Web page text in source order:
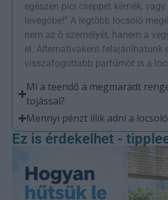
egészen pici cseppet kérnék,
levegőbe!” A legtöbb locsoló
nem az ő személyét, hanem a
el. Alternatívaként felajánlhatunk
visszafogottabb parfümöt is a
Mi a teendő a megmaradt
tojással?
Mennyi pénzt illik adni a
Ez is érdekelhet -